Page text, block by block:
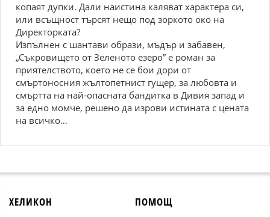
копаят дупки. Дали наистина каляват характера си,
или всъщност търсят нещо под зоркото око на
Директорката?
Изпълнен с шантави образи, мъдър и забавен,
„Съкровището от Зеленото езеро” е роман за
приятелството, което не се бои дори от
смъртоносния жълтопетнист гущер, за любовта и
смъртта на най-опасната бандитка в Дивия запад и
за едно момче, решено да изрови истината с цената
на всичко…
ХЕЛИКОН ПОМОЩ